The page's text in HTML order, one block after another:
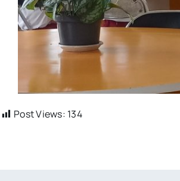
Post Views: 134